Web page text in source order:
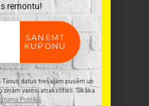
remontu!
SAŅEMT
KUPONU
Tavus datus trešajām pusēm un
ziņām varēsi atrakstīties. Sīkāka
Politikā.